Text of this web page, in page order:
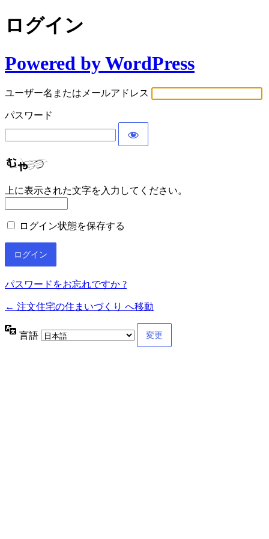
ログイン
Powered by WordPress
ユーザー名またはメールアドレス
パスワード
上に表示された文字を入力してください。
ログイン状態を保存する
パスワードをお忘れですか ?
← 注文住宅の住まいづくり へ移動
言語